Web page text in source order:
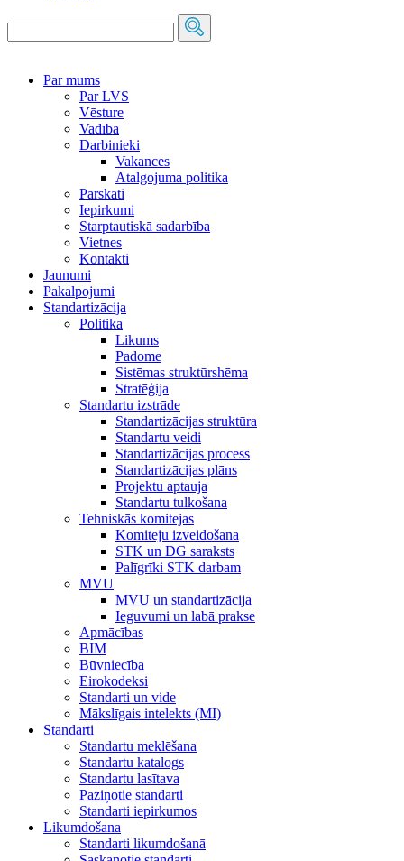
Par mums
Par LVS
Vēsture
Vadība
Darbinieki
Vakances
Atalgojuma politika
Pārskati
Iepirkumi
Starptautiskā sadarbība
Vietnes
Kontakti
Jaunumi
Pakalpojumi
Standartizācija
Politika
Likums
Padome
Sistēmas struktūrshēma
Stratēģija
Standartu izstrāde
Standartizācijas struktūra
Standartu veidi
Standartizācijas process
Standartizācijas plāns
Projektu aptauja
Standartu tulkošana
Tehniskās komitejas
Komiteju izveidošana
STK un DG saraksts
Palīgrīki STK darbam
MVU
MVU un standartizācija
Ieguvumi un labā prakse
Apmācības
BIM
Būvniecība
Eirokodeksi
Standarti un vide
Mākslīgais intelekts (MI)
Standarti
Standartu meklēšana
Standartu katalogs
Standartu lasītava
Paziņotie standarti
Standarti iepirkumos
Likumdošana
Standarti likumdošanā